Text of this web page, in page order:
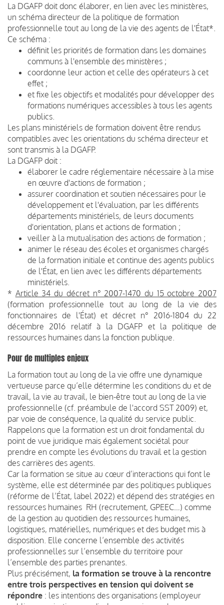
La DGAFP doit donc élaborer, en lien avec les ministères,
un schéma directeur de la politique de formation
professionnelle tout au long de la vie des agents de l'État*.
Ce schéma :
définit les priorités de formation dans les domaines
communs à l'ensemble des ministères ;
coordonne leur action et celle des opérateurs à cet
effet ;
et fixe les objectifs et modalités pour développer des
formations numériques accessibles à tous les agents
publics.
Les plans ministériels de formation doivent être rendus
compatibles avec les orientations du schéma directeur et
sont transmis à la DGAFP.
La DGAFP doit :
élaborer le cadre réglementaire nécessaire à la mise
en œuvre d'actions de formation ;
assurer coordination et soutien nécessaires pour le
développement et l'évaluation, par les différents
départements ministériels, de leurs documents
d'orientation, plans et actions de formation ;
veiller à la mutualisation des actions de formation ;
animer le réseau des écoles et organismes chargés
de la formation initiale et continue des agents publics
de l'État, en lien avec les différents départements
ministériels.
* Article 34 du décret n° 2007-1470 du 15 octobre 2007
(formation professionnelle tout au long de la vie des
fonctionnaires de l'État) et décret n° 2016-1804 du 22
décembre 2016 relatif à la DGAFP et la politique de
ressources humaines dans la fonction publique.
Pour de multiples enjeux
La formation tout au long de la vie offre une dynamique
vertueuse parce qu’elle détermine les conditions du et de
travail, la vie au travail, le bien-être tout au long de la vie
professionnelle (cf. préambule de l'accord SST 2009) et,
par voie de conséquence, la qualité du service public.
Rappelons que la formation est un droit fondamental du
point de vue juridique mais également sociétal pour
prendre en compte les évolutions du travail et la gestion
des carrières des agents.
Car la formation se situe au cœur d’interactions qui font le
système, elle est déterminée par des politiques publiques
(réforme de l’État, label 2022) et dépend des stratégies en
ressources humaines RH (recrutement, GPEEC…) comme
de la gestion au quotidien des ressources humaines,
logistiques, matérielles, numériques et des budget mis à
disposition. Elle concerne l’ensemble des activités
professionnelles sur l’ensemble du territoire pour
l’ensemble des parties prenantes.
Plus précisément, la formation se trouve à la rencontre
entre trois perspectives en tension qui doivent se
répondre : les intentions des organisations (employeur